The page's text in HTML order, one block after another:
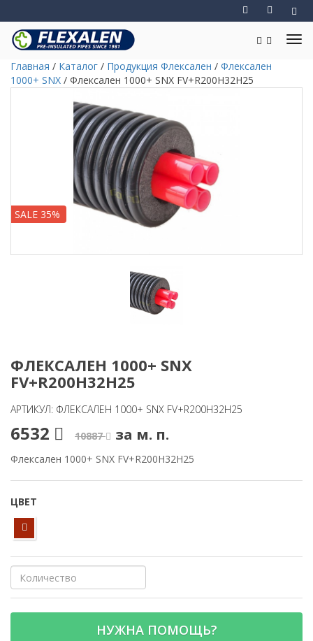
Главная / Каталог / Продукция Флексален / Флексален
1000+ SNX / Флексален 1000+ SNX FV+R200H32H25
SALE 35%
ФЛЕКСАЛЕН 1000+ SNX
FV+R200H32H25
АРТИКУЛ: ФЛЕКСАЛЕН 1000+ SNX FV+R200H32H25
6532 10887 за м. п.
Флексален 1000+ SNX FV+R200H32H25
ЦВЕТ
НУЖНА ПОМОЩЬ?